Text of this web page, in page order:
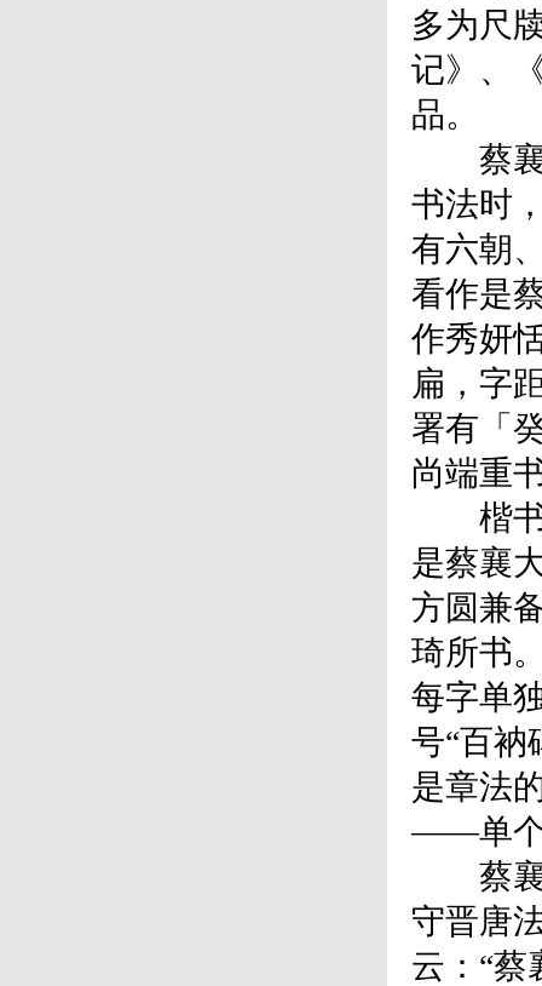
多为尺
记》、
品。
蔡襄
书法时
有六朝
看作是
作秀妍
扁，字
署有「
尚端重
楷书
是蔡襄
方圆兼
琦所书
每字单
号“百衲
是章法
——单个
蔡襄
守晋唐
云：“蔡